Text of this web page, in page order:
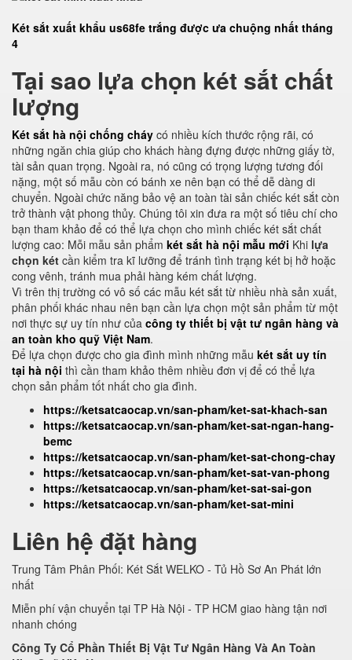
Két sắt xuất khẩu us68fe trắng được ưa chuộng nhất tháng
4
Tại sao lựa chọn két sắt chất
lượng
Két sắt hà nội chống cháy có nhiều kích thước rộng rãi, có
những ngăn chia giúp cho khách hàng đựng được những giấy tờ,
tài sản quan trọng. Ngoài ra, nó cũng có trọng lượng tương đối
nặng, một số mẫu còn có bánh xe nên bạn có thể dễ dàng di
chuyển. Ngoài chức năng bảo vệ an toàn tài sản chiếc két sắt còn
trở thành vật phong thủy. Chúng tôi xin đưa ra một số tiêu chí cho
bạn tham khảo để có thể lựa chọn cho mình chiếc két sắt chất
lượng cao: Mỗi mẫu sản phẩm két sắt hà nội mẫu mới Khi lựa
chọn két cần kiểm tra kĩ lưỡng để tránh tình trạng két bị hở hoặc
cong vênh, tránh mua phải hàng kém chất lượng.
Vì trên thị trường có vô số các mẫu két sắt từ nhiều nhà sản xuất,
phân phối khác nhau nên bạn cần lựa chọn một sản phẩm từ một
nơi thực sự uy tín như của công ty thiết bị vật tư ngân hàng và
an toàn kho quỹ Việt Nam.
Để lựa chọn được cho gia đình mình những mẫu két sắt uy tín
tại hà nội thì cần tham khảo thêm nhiều đơn vị để có thể lựa
chọn sản phẩm tốt nhất cho gia đình.
https://ketsatcaocap.vn/san-pham/ket-sat-khach-san
https://ketsatcaocap.vn/san-pham/ket-sat-ngan-hang-
bemc
https://ketsatcaocap.vn/san-pham/ket-sat-chong-chay
https://ketsatcaocap.vn/san-pham/ket-sat-van-phong
https://ketsatcaocap.vn/san-pham/ket-sat-sai-gon
https://ketsatcaocap.vn/san-pham/ket-sat-mini
Liên hệ đặt hàng
Trung Tâm Phân Phối: Két Sắt WELKO - Tủ Hồ Sơ An Phát lớn
nhất
Miễn phí vận chuyển tại TP Hà Nội - TP HCM giao hàng tận nơi
nhanh chóng
Công Ty Cổ Phần Thiết Bị Vật Tư Ngân Hàng Và An Toàn